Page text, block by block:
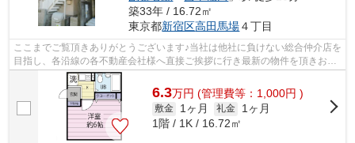
築33年 / 16.72㎡
東京都新宿区高田馬場４丁目
ここまでご覧頂きありがとうございます♪当社は他社に負けない総合仲介店を
目指し、各沿線の各不動産会社様へ直接ご挨拶に行き最新の物件を頂きお客
様へ提供しております！最新の情報は...
6.3万円 (管理費等：1,000円 )
敷金 1ヶ月 礼金
1ヶ月
1階 / 1K / 16.72㎡